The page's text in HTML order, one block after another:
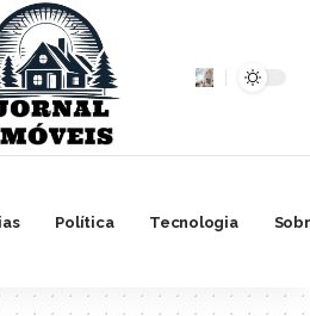
Política Tecnologia